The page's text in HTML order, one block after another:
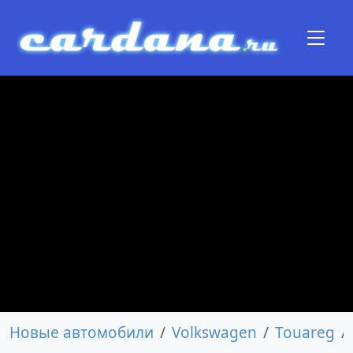
Новые автомобили Volkswagen Touareg